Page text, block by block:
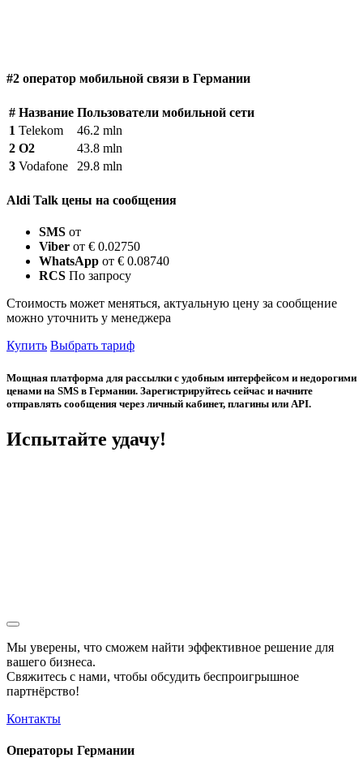
#2 оператор мобильной связи в Германии
# Название Пользователи мобильной сети
1 Telekom
46.2 mln
2 O2
43.8 mln
3 Vodafone 29.8 mln
Aldi Talk цены на сообщения
SMS от
Viber от € 0.02750
WhatsApp от € 0.08740
RCS По запросу
Стоимость может меняться, актуальную цену за сообщение
можно уточнить у менеджера
Купить Выбрать тариф
Мощная платформа для рассылки с удобным интерфейсом и недорогими
ценами на SMS в Германии. Зарегистрируйтесь сейчас и начните
отправлять сообщения через личный кабинет, плагины или API.
Испытайте удачу!
Мы уверены, что сможем найти эффективное решение для
вашего бизнеса.
Свяжитесь с нами, чтобы обсудить беспроигрышное
партнёрство!
Контакты
Операторы Германии